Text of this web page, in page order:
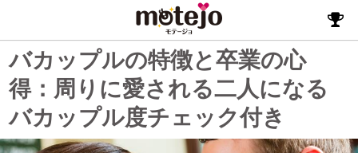
バカップルの特徴と卒業の心
得：周りに愛される二人になる
バカップル度チェック付き